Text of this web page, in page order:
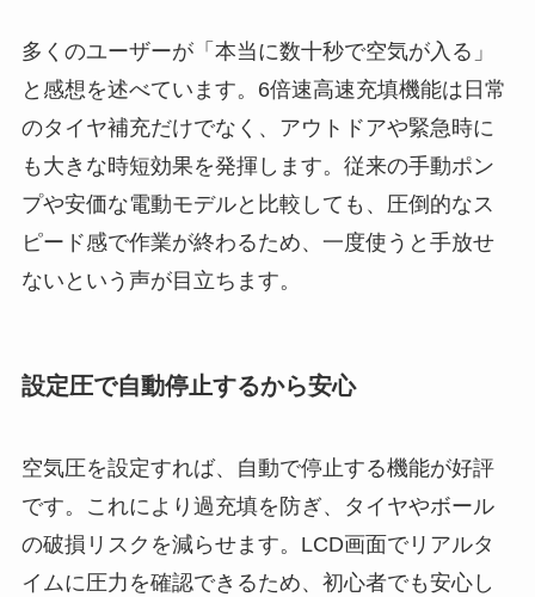
多くのユーザーが「本当に数十秒で空気が入る」
と感想を述べています。6倍速高速充填機能は日常
のタイヤ補充だけでなく、アウトドアや緊急時に
も大きな時短効果を発揮します。従来の手動ポン
プや安価な電動モデルと比較しても、圧倒的なス
ピード感で作業が終わるため、一度使うと手放せ
ないという声が目立ちます。
設定圧で自動停止するから安心
空気圧を設定すれば、自動で停止する機能が好評
です。これにより過充填を防ぎ、タイヤやボール
の破損リスクを減らせます。LCD画面でリアルタ
イムに圧力を確認できるため、初心者でも安心し